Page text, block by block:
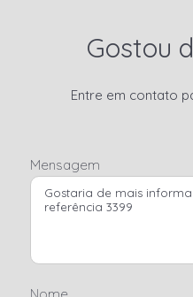
Gostou
Entre em contato
Mensagem